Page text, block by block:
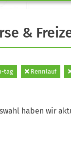
&
tag Rennlauf
haben wir